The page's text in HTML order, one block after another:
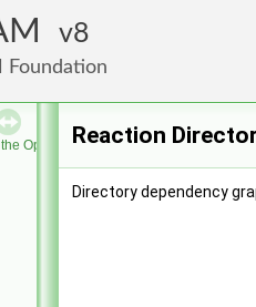
8
Foundation
OpenFOAM Foundation
Reaction
Directory dependency